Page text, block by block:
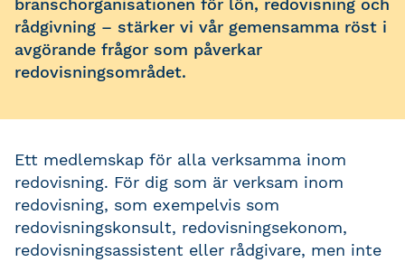
branschorganisationen för lön, redovisning och
rådgivning – stärker vi vår gemensamma röst i
avgörande frågor som påverkar
redovisningsområdet.
Ett medlemskap för alla verksamma inom
redovisning. För dig som är verksam inom
redovisning, som exempelvis som
redovisningskonsult, redovisningsekonom,
redovisningsassistent eller rådgivare, men inte